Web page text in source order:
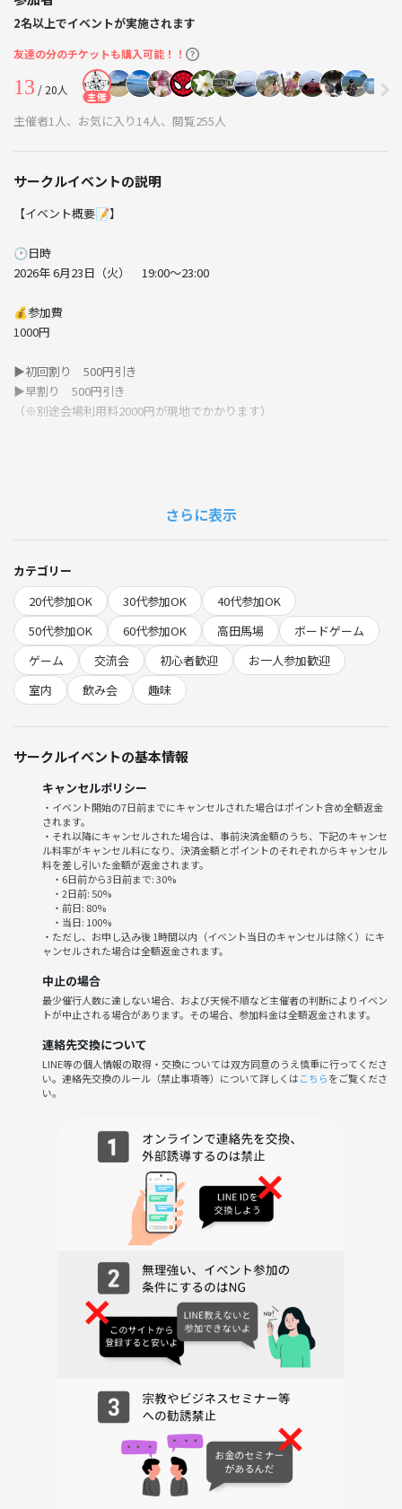
2名以上でイベントが実施されます
友達の分のチケットも購入可能！！
13 / 20人 主催
主催者1人、お気に入り14人、閲覧255人
サークルイベントの説明
【イベント概要📝】
🕑日時
2026年 6月23日（火） 19:00〜23:00
💰参加費
1000円
▶︎初回割り 500円引き
▶︎早割り 500円引き
（※別途会場利用料2000円が現地でかかります）
「ボードゲーム興味あるけどやったことない…」
「一人で行っても大丈夫かな？」
「ガチな雰囲気はちょっと苦手…」
そんな方にぴったりの、ゆるく楽しむためのボドゲ会です😊
梅雨の時期でも気軽に楽しめる、室内でゆったり過ごせるイベントです
☔️🎲
難しいゲームや重たい雰囲気はなく、軽くて盛り上がるゲームを中心に
遊びます🎲
✔️初心者さん・未経験者さん大歓迎🔰
✔️お一人参加OK（初参加多数）
✔️説明はゆっくり丁寧にフォローします🙆‍♂️
✔️年齢・経験問わず参加しやすい雰囲気
✔️勝ち負けガチなし「楽しさ重視」🎵
✔️イベント主催側も一緒に遊び、楽しみます！
実際に初参加・一人参加の方が多いので、自然と会話に入れる空気感で
「ちゃんと馴染めるかな？」という心配も大丈夫🔰
🌱 気分転換やリフレッシュに、ぜひ気軽に遊びに来てください✨
🌙 イベント終了後、希望者で2次会もあります！
ボドゲで仲良くなった人と、ゆっくり話せる時間です🍻
「予定が合わない…」という方は
サークルTOP → イベント一覧
から別日もチェックしてみてください✅
※下記内容を発見、発覚した際は、途中退出いただき、つなげーと運営
（開催日以降も、参加者より申し出ありましたら、同様の対応としま
・ナンパ、セクハラ、迷惑行為
事業家集団の方の参加
・宗教やBtoCの不動産、保険、金融商材の勧誘（事後も含めて、こちら
で出会った方への勧誘）
・煙草の臭い、口臭、体臭、過度な香水などについては特にご注意くだ
・ボードゲームには傷をつけたり、汚したりしないように気を付けてく
さらに表示
カテゴリー
20代参加OK
30代参加OK
40代参加OK
50代参加OK
60代参加OK 高田馬場
ボードゲーム
ゲーム
交流会 初心者歓迎
お一人参加歓迎
室内
飲み会 趣味
サークルイベントの基本情報
キャンセルポリシー
・イベント開始の7日前までにキャンセルされた場合はポイント含め全額返金
されます。
・それ以降にキャンセルされた場合は、事前決済金額のうち、下記のキャンセ
ル料率がキャンセル料になり、決済金額とポイントのそれぞれからキャンセル
料を差し引いた金額が返金されます。
・6日前から3日前まで: 30%
・2日前: 50%
・前日: 80%
・当日: 100%
・ただし、お申し込み後 1時間以内（イベント当日のキャンセルは除く）にキ
ャンセルされた場合は全額返金されます。
中止の場合
最少催行人数に達しない場合、および天候不順など主催者の判断によりイベン
トが中止される場合があります。その場合、参加料金は全額返金されます。
連絡先交換について
LINE等の個人情報の取得・交換については双方同意のうえ慎重に行ってくださ
い。連絡先交換のルール（禁止事項等）について詳しくはこちらをご覧くださ
い。